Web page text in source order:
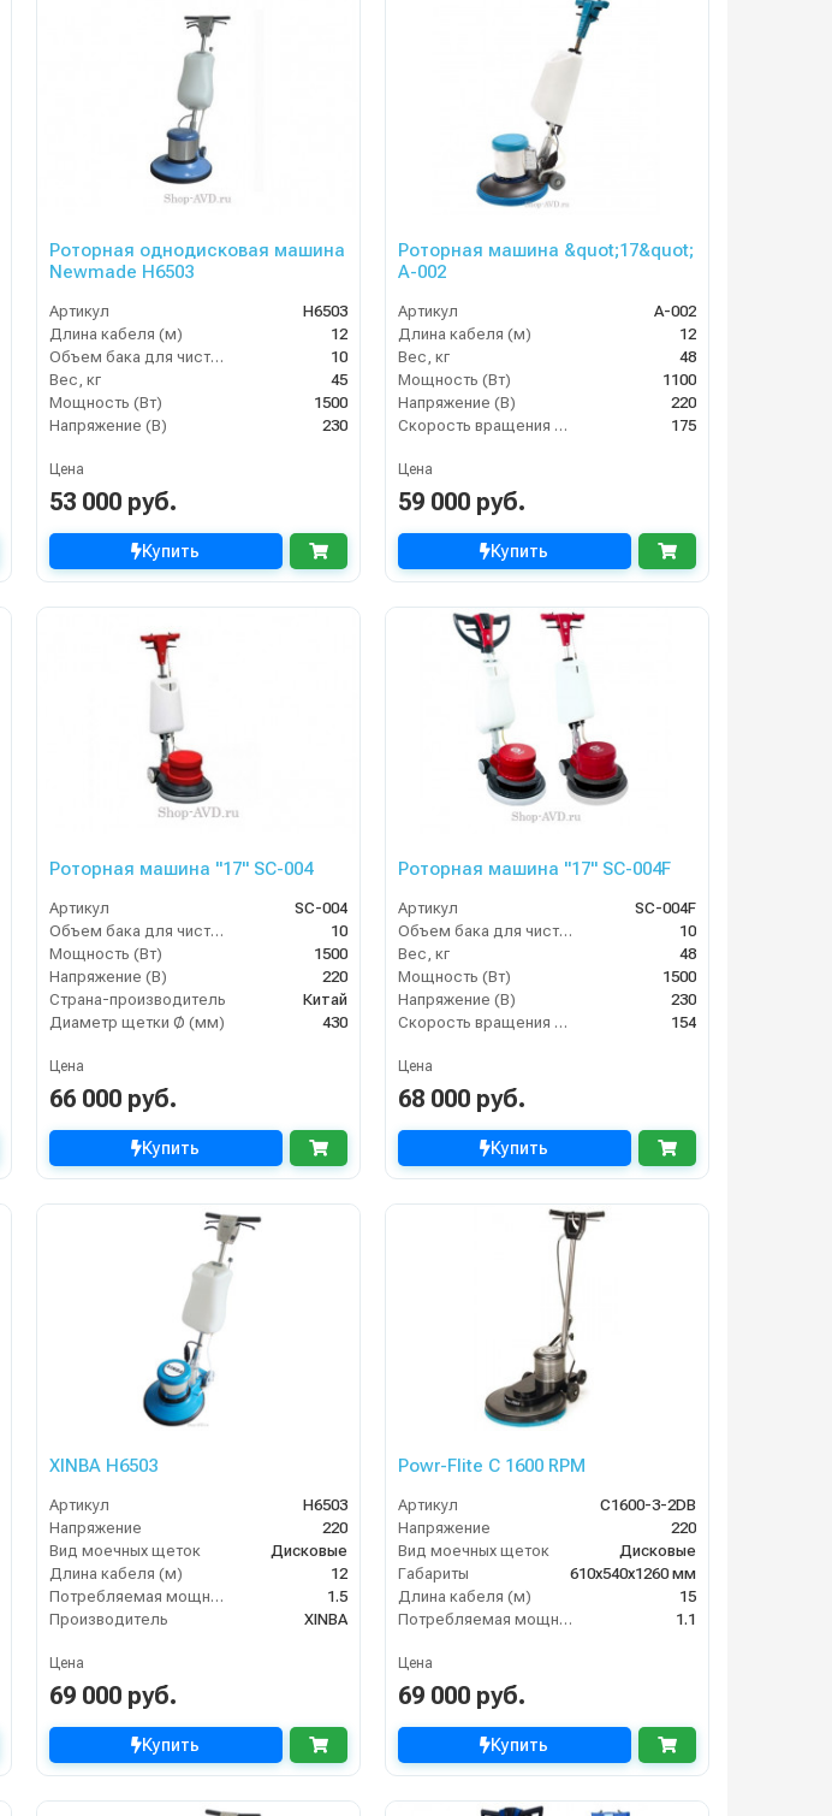
Роторная однодисковая машина
Newmade H6503
Артикул
H6503
Длина кабеля (м)
12
Объем бака для чистой воды, л
10
Вес, кг
45
Мощность (Вт)
1500
Напряжение (В)
230
Цена
53 000 руб.
Купить
Роторная машина &quot;17&quot;
A-002
Артикул
A-002
Длина кабеля (м)
12
Вес, кг
48
Мощность (Вт)
1100
Напряжение (В)
220
Скорость вращения щётки (об/мин)
175
Цена
59 000 руб.
Купить
Роторная машина "17" SC-004
Артикул
SC-004
Объем бака для чистой воды, л
10
Мощность (Вт)
1500
Напряжение (В)
220
Страна-производитель
Китай
Диаметр щетки Ø (мм)
430
Цена
66 000 руб.
Купить
Роторная машина "17" SC-004F
Артикул
SC-004F
Объем бака для чистой воды, л
10
Вес, кг
48
Мощность (Вт)
1500
Напряжение (В)
230
Скорость вращения щётки (об/мин)
154
Цена
68 000 руб.
Купить
XINBA H6503
Артикул
H6503
Напряжение
220
Вид моечных щеток
Дисковые
Длина кабеля (м)
12
Потребляемая мощность (кВт)
1.5
Производитель
XINBA
Цена
69 000 руб.
Купить
Powr-Flite C 1600 RPM
Артикул
C1600-3-2DB
Напряжение
220
Вид моечных щеток
Дисковые
Габариты
610х540х1260 мм
Длина кабеля (м)
15
Потребляемая мощность (кВт)
1.1
Цена
69 000 руб.
Купить